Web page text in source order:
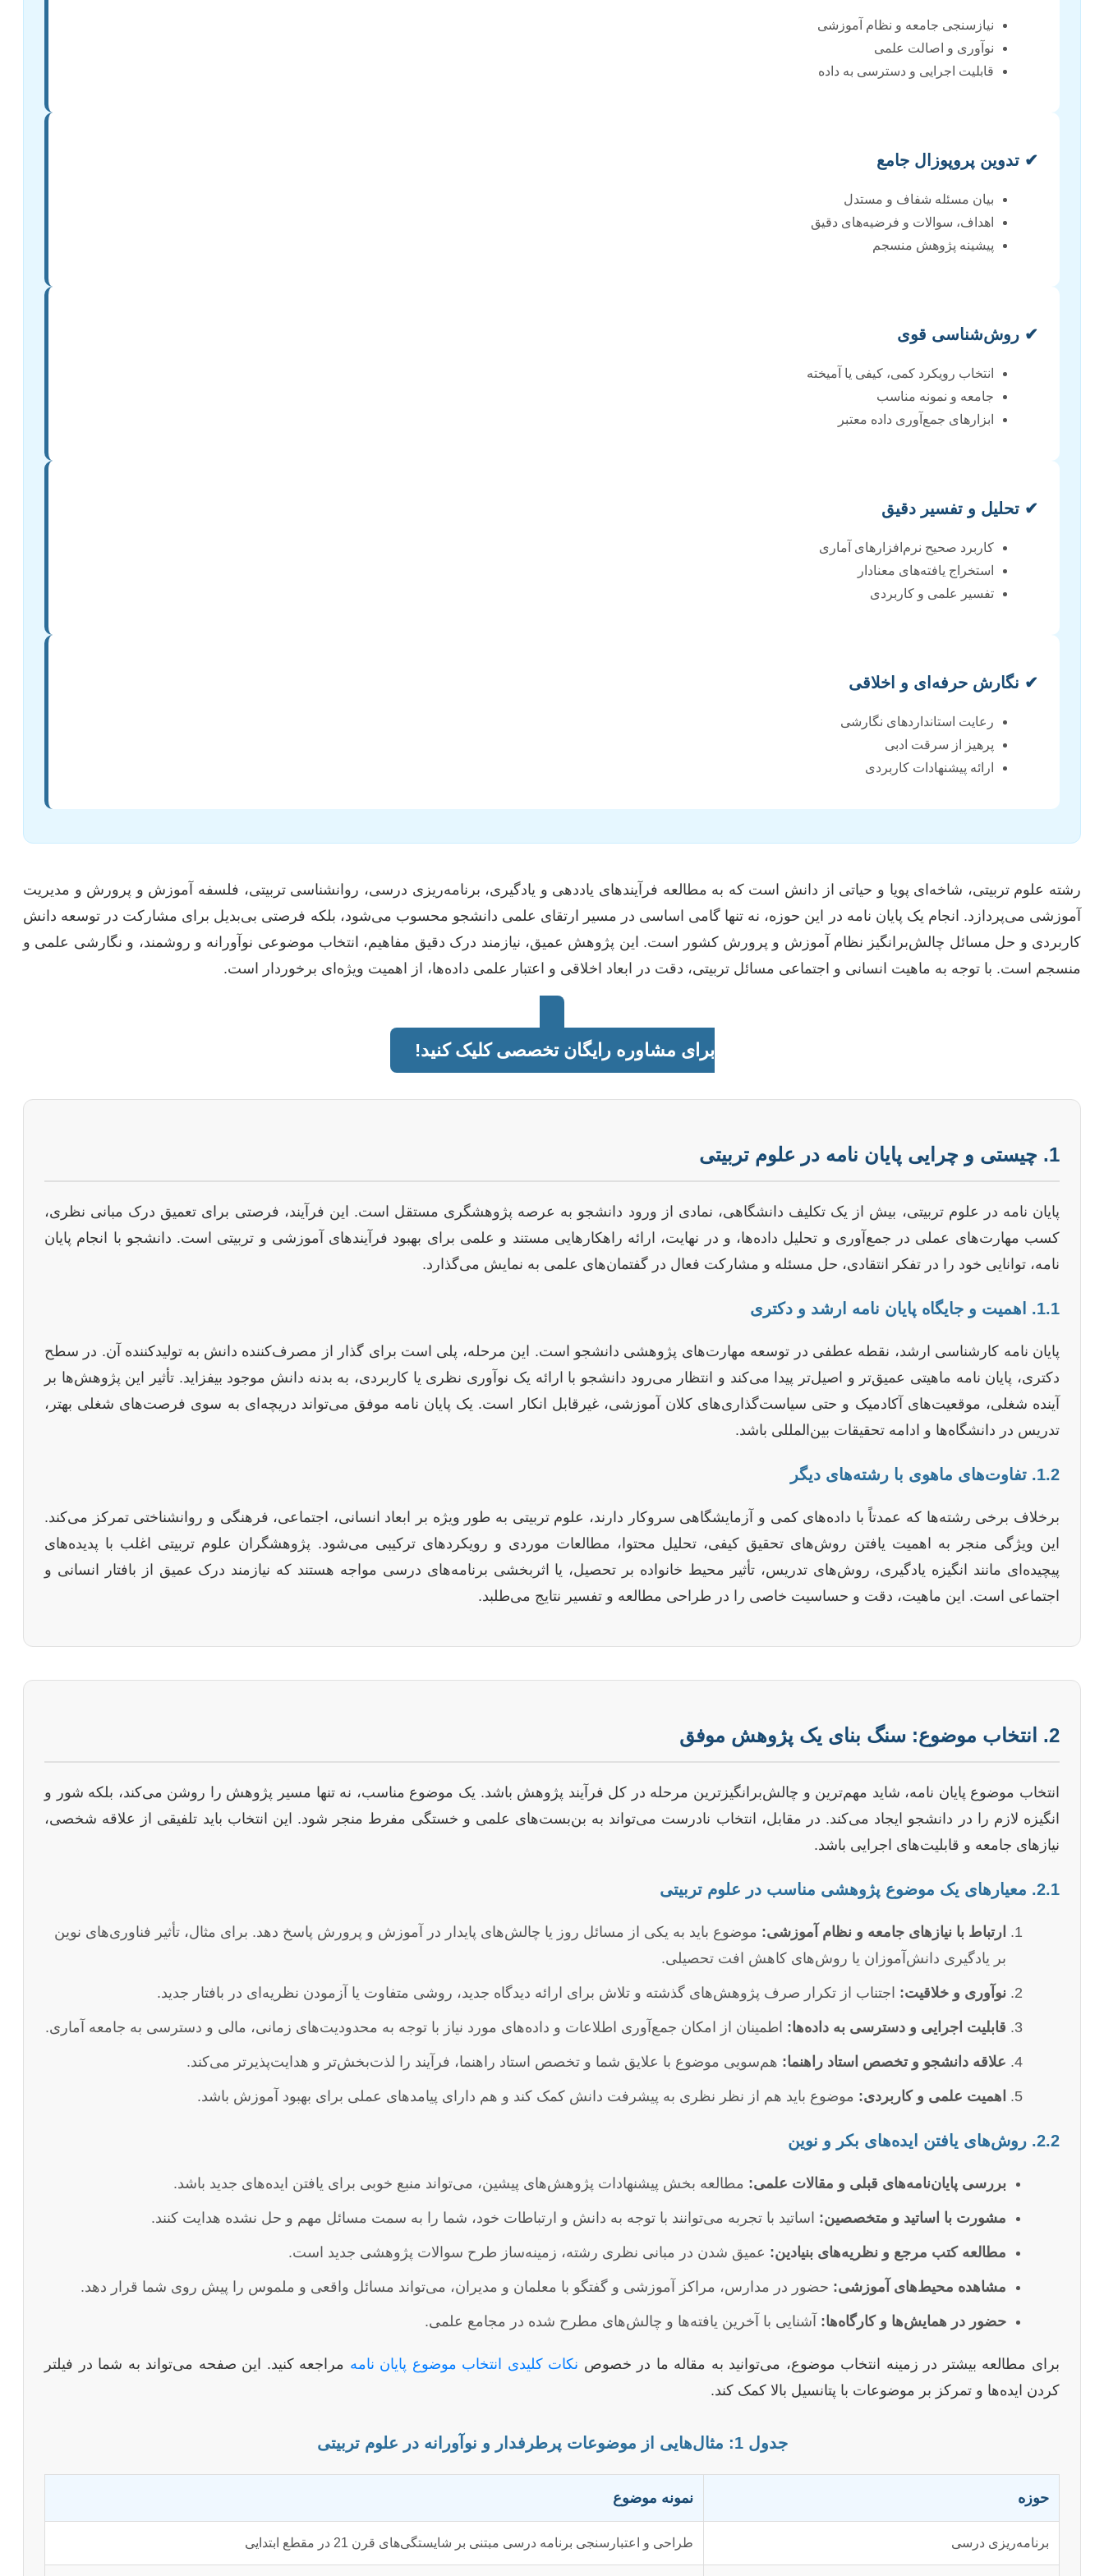
نیازسنجی جامعه و نظام آموزشی
نوآوری و اصالت علمی
قابلیت اجرایی و دسترسی به داده
✔ تدوین پروپوزال جامع
بیان مسئله شفاف و مستدل
اهداف، سوالات و فرضیه‌های دقیق
پیشینه پژوهش منسجم
✔ روش‌شناسی قوی
انتخاب رویکرد کمی، کیفی یا آمیخته
جامعه و نمونه مناسب
ابزارهای جمع‌آوری داده معتبر
✔ تحلیل و تفسیر دقیق
کاربرد صحیح نرم‌افزارهای آماری
استخراج یافته‌های معنادار
تفسیر علمی و کاربردی
✔ نگارش حرفه‌ای و اخلاقی
رعایت استانداردهای نگارشی
پرهیز از سرقت ادبی
ارائه پیشنهادات کاربردی
رشته علوم تربیتی، شاخه‌ای پویا و حیاتی از دانش است که به مطالعه فرآیندهای یاددهی و یادگیری، برنامه‌ریزی درسی، روانشناسی تربیتی، فلسفه آموزش و پرورش و مدیریت
آموزشی می‌پردازد. انجام یک پایان نامه در این حوزه، نه تنها گامی اساسی در مسیر ارتقای علمی دانشجو محسوب می‌شود، بلکه فرصتی بی‌بدیل برای مشارکت در توسعه دانش
کاربردی و حل مسائل چالش‌برانگیز نظام آموزش و پرورش کشور است. این پژوهش عمیق، نیازمند درک دقیق مفاهیم، انتخاب موضوعی نوآورانه و روشمند، و نگارشی علمی و
منسجم است. با توجه به ماهیت انسانی و اجتماعی مسائل تربیتی، دقت در ابعاد اخلاقی و اعتبار علمی داده‌ها، از اهمیت ویژه‌ای برخوردار است.
برای مشاوره رایگان تخصصی کلیک کنید!
1. چیستی و چرایی پایان نامه در علوم تربیتی
پایان نامه در علوم تربیتی، بیش از یک تکلیف دانشگاهی، نمادی از ورود دانشجو به عرصه پژوهشگری مستقل است. این فرآیند، فرصتی برای تعمیق درک مبانی نظری،
کسب مهارت‌های عملی در جمع‌آوری و تحلیل داده‌ها، و در نهایت، ارائه راهکارهایی مستند و علمی برای بهبود فرآیندهای آموزشی و تربیتی است. دانشجو با انجام پایان
نامه، توانایی خود را در تفکر انتقادی، حل مسئله و مشارکت فعال در گفتمان‌های علمی به نمایش می‌گذارد.
1.1. اهمیت و جایگاه پایان نامه ارشد و دکتری
پایان نامه کارشناسی ارشد، نقطه عطفی در توسعه مهارت‌های پژوهشی دانشجو است. این مرحله، پلی است برای گذار از مصرف‌کننده دانش به تولیدکننده آن. در سطح
دکتری، پایان نامه ماهیتی عمیق‌تر و اصیل‌تر پیدا می‌کند و انتظار می‌رود دانشجو با ارائه یک نوآوری نظری یا کاربردی، به بدنه دانش موجود بیفزاید. تأثیر این پژوهش‌ها بر
آینده شغلی، موقعیت‌های آکادمیک و حتی سیاست‌گذاری‌های کلان آموزشی، غیرقابل انکار است. یک پایان نامه موفق می‌تواند دریچه‌ای به سوی فرصت‌های شغلی بهتر،
تدریس در دانشگاه‌ها و ادامه تحقیقات بین‌المللی باشد.
1.2. تفاوت‌های ماهوی با رشته‌های دیگر
برخلاف برخی رشته‌ها که عمدتاً با داده‌های کمی و آزمایشگاهی سروکار دارند، علوم تربیتی به طور ویژه بر ابعاد انسانی، اجتماعی، فرهنگی و روانشناختی تمرکز می‌کند.
این ویژگی منجر به اهمیت یافتن روش‌های تحقیق کیفی، تحلیل محتوا، مطالعات موردی و رویکردهای ترکیبی می‌شود. پژوهشگران علوم تربیتی اغلب با پدیده‌های
پیچیده‌ای مانند انگیزه یادگیری، روش‌های تدریس، تأثیر محیط خانواده بر تحصیل، یا اثربخشی برنامه‌های درسی مواجه هستند که نیازمند درک عمیق از بافتار انسانی و
اجتماعی است. این ماهیت، دقت و حساسیت خاصی را در طراحی مطالعه و تفسیر نتایج می‌طلبد.
2. انتخاب موضوع: سنگ بنای یک پژوهش موفق
انتخاب موضوع پایان نامه، شاید مهم‌ترین و چالش‌برانگیزترین مرحله در کل فرآیند پژوهش باشد. یک موضوع مناسب، نه تنها مسیر پژوهش را روشن می‌کند، بلکه شور و
انگیزه لازم را در دانشجو ایجاد می‌کند. در مقابل، انتخاب نادرست می‌تواند به بن‌بست‌های علمی و خستگی مفرط منجر شود. این انتخاب باید تلفیقی از علاقه شخصی،
نیازهای جامعه و قابلیت‌های اجرایی باشد.
2.1. معیارهای یک موضوع پژوهشی مناسب در علوم تربیتی
ارتباط با نیازهای جامعه و نظام آموزشی: موضوع باید به یکی از مسائل روز یا چالش‌های پایدار در آموزش و پرورش پاسخ دهد. برای مثال، تأثیر فناوری‌های نوین
بر یادگیری دانش‌آموزان یا روش‌های کاهش افت تحصیلی.
نوآوری و خلاقیت: اجتناب از تکرار صرف پژوهش‌های گذشته و تلاش برای ارائه دیدگاه جدید، روشی متفاوت یا آزمودن نظریه‌ای در بافتار جدید.
قابلیت اجرایی و دسترسی به داده‌ها: اطمینان از امکان جمع‌آوری اطلاعات و داده‌های مورد نیاز با توجه به محدودیت‌های زمانی، مالی و دسترسی به جامعه آماری.
علاقه دانشجو و تخصص استاد راهنما: هم‌سویی موضوع با علایق شما و تخصص استاد راهنما، فرآیند را لذت‌بخش‌تر و هدایت‌پذیرتر می‌کند.
اهمیت علمی و کاربردی: موضوع باید هم از نظر نظری به پیشرفت دانش کمک کند و هم دارای پیامدهای عملی برای بهبود آموزش باشد.
2.2. روش‌های یافتن ایده‌های بکر و نوین
بررسی پایان‌نامه‌های قبلی و مقالات علمی: مطالعه بخش پیشنهادات پژوهش‌های پیشین، می‌تواند منبع خوبی برای یافتن ایده‌های جدید باشد.
مشورت با اساتید و متخصصین: اساتید با تجربه می‌توانند با توجه به دانش و ارتباطات خود، شما را به سمت مسائل مهم و حل نشده هدایت کنند.
مطالعه کتب مرجع و نظریه‌های بنیادین: عمیق شدن در مبانی نظری رشته، زمینه‌ساز طرح سوالات پژوهشی جدید است.
مشاهده محیط‌های آموزشی: حضور در مدارس، مراکز آموزشی و گفتگو با معلمان و مدیران، می‌تواند مسائل واقعی و ملموس را پیش روی شما قرار دهد.
حضور در همایش‌ها و کارگاه‌ها: آشنایی با آخرین یافته‌ها و چالش‌های مطرح شده در مجامع علمی.
برای مطالعه بیشتر در زمینه انتخاب موضوع، می‌توانید به مقاله ما در خصوص نکات کلیدی انتخاب موضوع پایان نامه مراجعه کنید. این صفحه می‌تواند به شما در فیلتر
کردن ایده‌ها و تمرکز بر موضوعات با پتانسیل بالا کمک کند.
جدول 1: مثال‌هایی از موضوعات پرطرفدار و نوآورانه در علوم تربیتی
حوزه نمونه موضوع
برنامه‌ریزی درسی طراحی و اعتبارسنجی برنامه درسی مبتنی بر شایستگی‌های قرن 21 در مقطع ابتدایی